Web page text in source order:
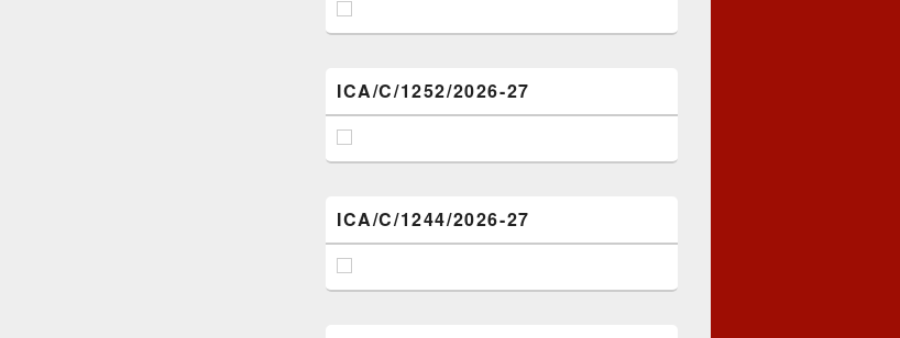
ICA/C/1252/2026-27
ICA/C/1244/2026-27